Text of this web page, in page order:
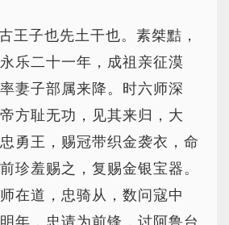
王子也先土干也。素桀黠，
乐二十一年，成祖亲征漠
妻子部属来降。时六师深
方耻无功，见其来归，大
勇王，赐冠带织金袭衣，命
珍羞赐之，复赐金银宝器。
在道，忠骑从，数问寇中
年，忠请为前锋，讨阿鲁台